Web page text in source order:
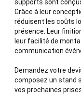
supports sont
Grâce à leur
réduisent les coûts
présence. Leur
leur facilité de
communication
Demandez votre
composez un stand
vos prochaines